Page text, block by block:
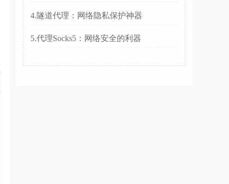
4.隧道代理：网络隐私保护神器
5.代理Socks5：网络安全的利器